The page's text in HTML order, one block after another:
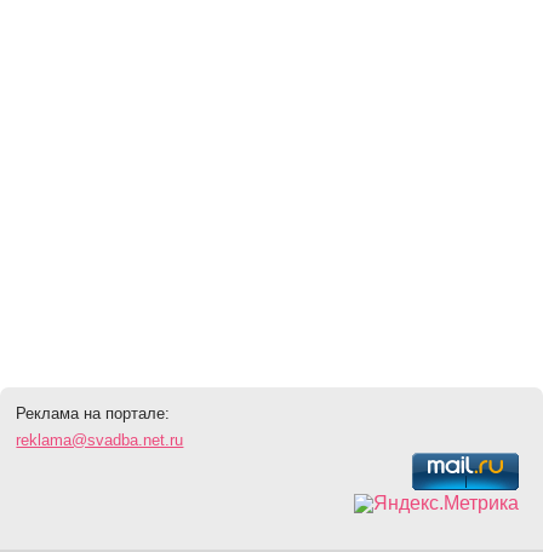
Реклама на портале:
reklama@svadba.net.ru